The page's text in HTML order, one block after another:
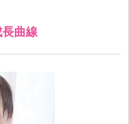
長曲線